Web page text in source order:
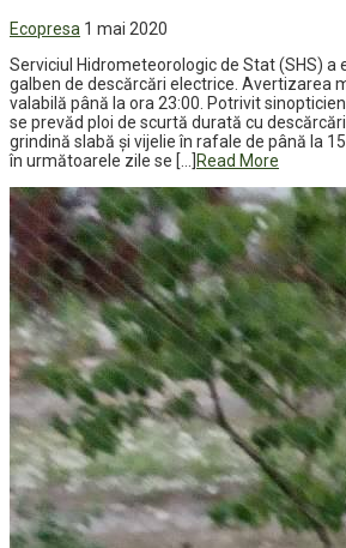
Ecopresa 1 mai 2020
Serviciul Hidrometeorologic de Stat (SHS) a
galben de descărcări electrice. Avertizarea
valabilă până la ora 23:00. Potrivit
se prevăd ploi de scurtă durată cu
grindină slabă și vijelie în rafale de până la
în următoarele zile se […]
Read More